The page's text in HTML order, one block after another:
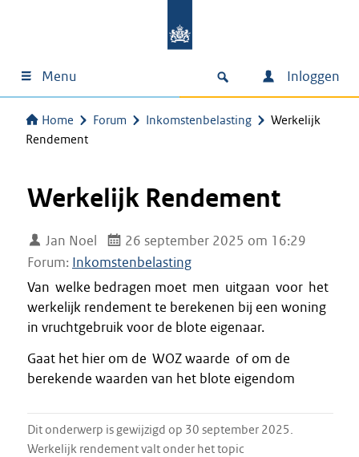
Menu Inloggen
Home Forum Inkomstenbelasting
Werkelijk
Rendement
Werkelijk Rendement
Jan Noel
26 september 2025 om 16:29
Forum: Inkomstenbelasting
Van welke bedragen moet men uitgaan voor het
werkelijk rendement te berekenen bij een woning
in vruchtgebruik voor de blote eigenaar.
Gaat het hier om de WOZ waarde of om de
berekende waarden van het blote eigendom
Dit onderwerp is gewijzigd op 30 september 2025.
Werkelijk rendement valt onder het topic